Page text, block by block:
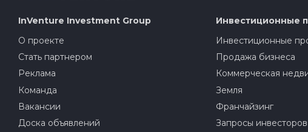
InVenture Investment Group
О проекте
Стать партнером
Реклама
Команда
Вакансии
Доска объявлений
Инвестиционные
Инвестиционные
Продажа бизнеса
Коммерческая
Земля
Франчайзинг
Запросы инвесторов